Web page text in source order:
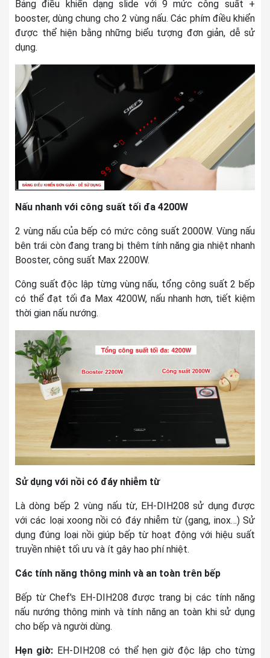
Bảng điều khiển dạng slide với 9 mức công suất +
booster, dùng chung cho 2 vùng nấu. Các phím điều khiển
được thể hiện bằng những biểu tượng đơn giản, dễ sử
dụng.
Nấu nhanh với công suất tối đa 4200W
2 vùng nấu của bếp có mức công suất 2000W. Vùng nấu
bên trái còn đang trang bị thêm tính năng gia nhiệt nhanh
Booster, công suất Max 2200W.
Công suất độc lập từng vùng nấu, tổng công suất 2 bếp
có thể đạt tối đa Max 4200W, nấu nhanh hơn, tiết kiệm
thời gian nấu nướng.
Sử dụng với nồi có đáy nhiễm từ
Là dòng bếp 2 vùng nấu từ, EH-DIH208 sử dụng được
với các loại xoong nồi có đáy nhiễm từ (gang, inox…) Sử
dụng đúng loại nồi giúp bếp từ hoạt động với hiệu suất
truyền nhiệt tối ưu và ít gây hao phí nhiệt.
Các tính năng thông minh và an toàn trên bếp
Bếp từ Chef's EH-DIH208 được trang bị các tính năng
nấu nướng thông minh và tính năng an toàn khi sử dụng
cho bếp và người dùng.
Hẹn giờ: EH-DIH208 có thể hẹn giờ độc lập cho từng